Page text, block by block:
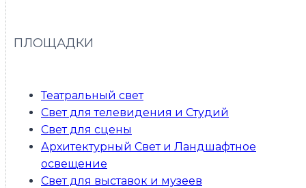
ПЛОЩАДКИ
Театральный свет
Свет для телевидения и Студий
Свет для сцены
Архитектурный Свет и Ландшафтное
освещение
Свет для выставок и музеев